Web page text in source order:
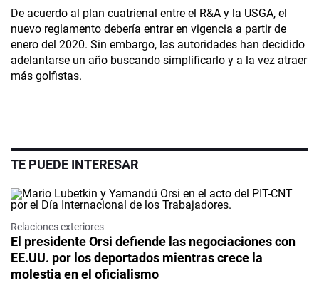
De acuerdo al plan cuatrienal entre el R&A y la USGA, el
nuevo reglamento debería entrar en vigencia a partir de
enero del 2020. Sin embargo, las autoridades han decidido
adelantarse un año buscando simplificarlo y a la vez atraer
más golfistas.
TE PUEDE INTERESAR
Relaciones exteriores
El presidente Orsi defiende las negociaciones con
EE.UU. por los deportados mientras crece la
molestia en el oficialismo